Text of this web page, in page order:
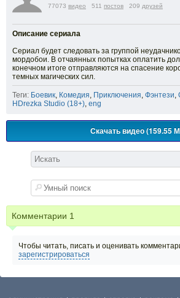
77073 видео 511 постов 209 друзей
Описание сериала
Сериал будет следовать за группой
мордобои. В отчаянных попытках оплатить
конечном итоге отправляются на спасение
темных магических сил.
Теги: Боевик, Комедия, Приключения, Фэнтези,
HDrezka Studio (18+), eng
Скачать видео (159.55
Комментарии 1
Чтобы читать, писать и оценивать
зарегистрироваться